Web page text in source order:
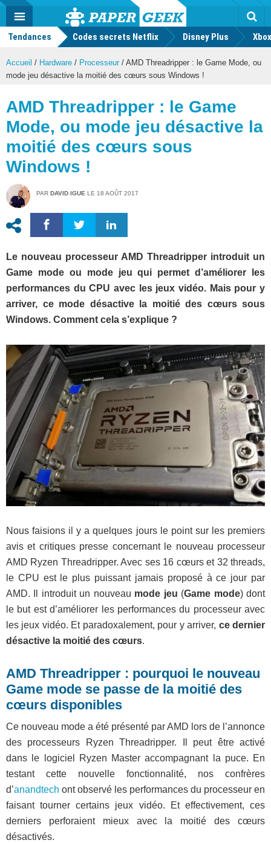
Actu
geek
MENU
Tendances Codes secrets Netflix Disney Plus
Accueil / Hardware / Processeur / AMD Threadripper : le Game Mode, ou
mode jeu désactive la moitié des cœurs sous Windows !
AMD Threadripper : le Game
Mode, ou mode jeu désactive la
moitié des cœurs sous
Windows !
PAR DAVID IGUE LE 18 AOÛT 2017
Le nouveau processeur AMD Threadripper introduit un
Game mode ou mode jeu qui permet d’améliorer les
performances du CPU avec les jeux vidéo. Mais pour y
arriver, ce mode désactive la moitié des cœurs sous
Windows. Comment cela s’explique ?
Nous faisions il y a quelques jours le point sur les premiers
avis et critiques presse concernant le nouveau processeur
AMD Ryzen Threadripper. Avec ses 16 cœurs et 32 threads,
le CPU est le plus puissant jamais proposé à ce jour par
AMD. Il introduit un nouveau mode jeu (Game mode) dont
le but est d’améliorer les performances du processeur avec
les jeux vidéo. Et paradoxalement, pour y arriver, ce dernier
désactive la moitié des cœurs.
AMD Threadripper : pourquoi le nouveau
Game mode se passe de la moitié des
cœurs disponibles
Ce nouveau mode a été présenté par AMD lors de l’annonce
des processeurs Ryzen Threadripper. Il peut être activé
dans le logiciel Ryzen Master accompagnant la puce. En
testant cette nouvelle fonctionnalité, nos confrères
d’anandtech ont observé les performances du processeur en
faisant tourner certains jeux vidéo. Et effectivement, ces
derniers perforaient mieux avec la moitié des cœurs
désactivés.
Mode
FacebookTwitter Youtube